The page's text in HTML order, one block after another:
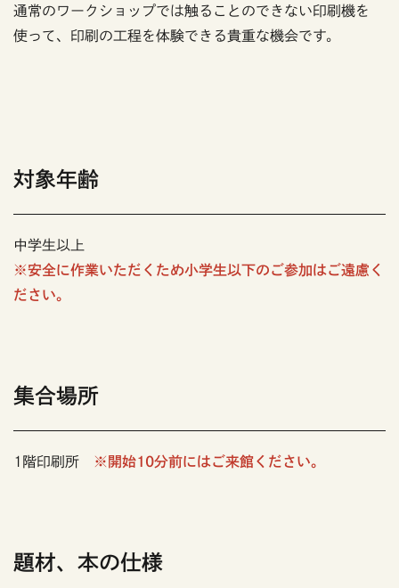
通常のワークショップでは触ることのできない印刷機を
使って、印刷の工程を体験できる貴重な機会です。
対象年齢
中学生以上
※安全に作業いただくため小学生以下のご参加はご遠慮く
ださい。
集合場所
1階印刷所 ※開始10分前にはご来館ください。
題材、本の仕様